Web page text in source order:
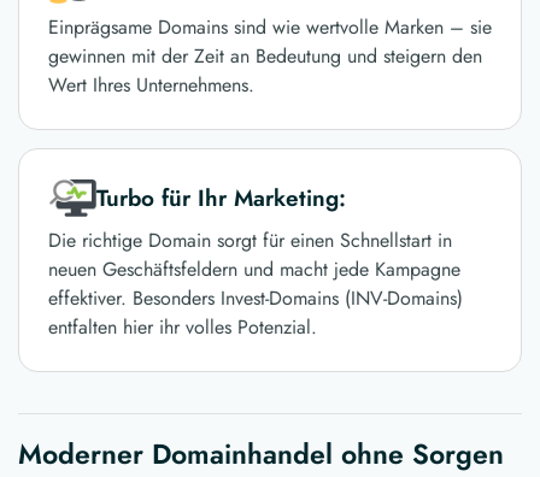
Einprägsame Domains sind wie wertvolle Marken – sie
gewinnen mit der Zeit an Bedeutung und steigern den
Wert Ihres Unternehmens.
Turbo für Ihr Marketing:
Die richtige Domain sorgt für einen Schnellstart in
neuen Geschäftsfeldern und macht jede Kampagne
effektiver. Besonders Invest-Domains (INV-Domains)
entfalten hier ihr volles Potenzial.
Moderner Domainhandel ohne Sorgen